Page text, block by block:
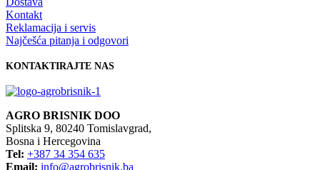
Kontakt
Reklamacija i servis
Najčešća pitanja i odgovori
KONTAKTIRAJTE NAS
AGRO BRISNIK DOO
Splitska 9, 80240 Tomislavgrad,
Bosna i Hercegovina
Tel: +387 34 354 635
Email: info@agrobrisnik.ba